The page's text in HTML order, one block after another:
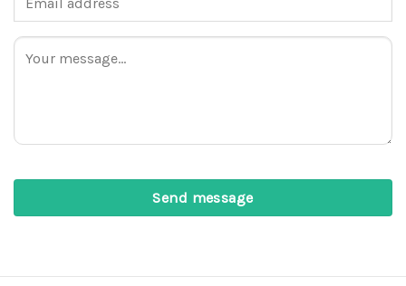
Send message